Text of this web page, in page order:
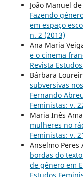
João Manuel
Fazendo
em espaço
n. 2 (2013)
Ana Maria
e o cinema
Revista
Bárbara
subversivas
Fernando
Feministas: v.
Maria Inês
mulheres no
Feministas: v.
Anselmo Peres
bordas do
de gênero em